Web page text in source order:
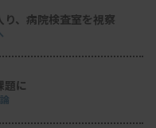
、病院検査室を視察
題に